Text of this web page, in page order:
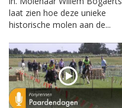
laat zien hoe deze unieke
historische molen aan de...